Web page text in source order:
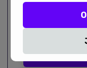
de 3200